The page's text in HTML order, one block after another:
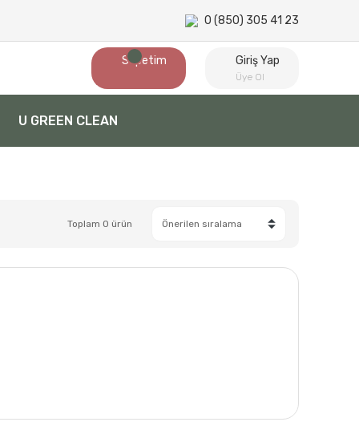
0 (850) 305 41 23
Sepetim Giriş Yap
Üye Ol
U GREEN CLEAN
Toplam 0 ürün